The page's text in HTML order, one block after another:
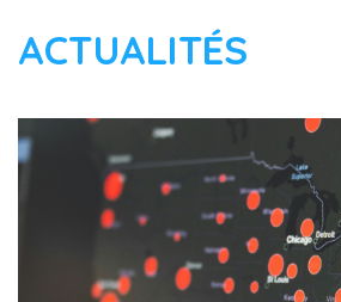
ACTUALITÉS